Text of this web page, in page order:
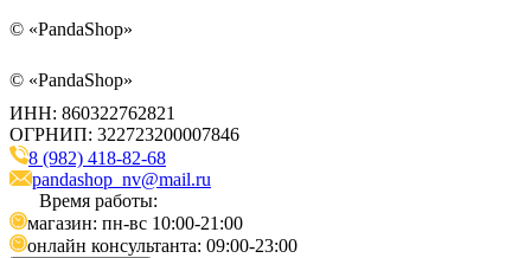
© «PandaShop»
© «PandaShop»
ИНН: 860322762821
ОГРНИП: 322723200007846
8 (982) 418-82-68
pandashop_nv@mail.ru
Время работы:
магазин: пн-вс 10:00-21:00
онлайн консультанта: 09:00-23:00